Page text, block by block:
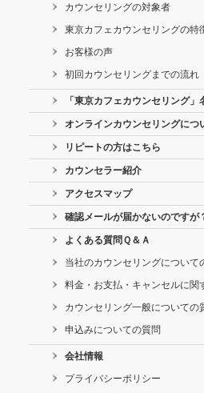
カウンセリングの対象者
東京カフェカウンセリングの特
お客様の声
初回カウンセリングまでの流れ
「東京カフェカウンセリング」
オンラインカウンセリングにつ
リピートの方はこちら
カウンセラー紹介
アクセスマップ
確認メールが届かないのですが
よくある質問Ｑ＆Ａ
当社のカウンセリングについて
料金・お支払・キャンセルに関
カウンセリング一般についての
申込みについての質問
会社情報
プライバシーポリシー